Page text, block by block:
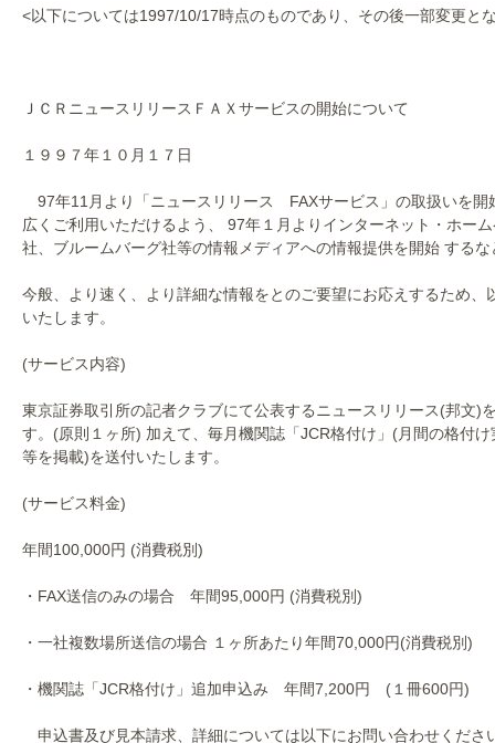
<以下については1997/10/17時点のものであり、その後一部変更と
ＪＣＲニュースリリースＦＡＸサービスの開始について
１９９７年１０月１７日
97年11月より「ニュースリリース FAXサービス」の取扱いを開
広くご利用いただけるよう、 97年１月よりインターネット・ホー
社、ブルームバーグ社等の情報メディアへの情報提供を開始 する
今般、より速く、より詳細な情報をとのご要望にお応えするため
いたします。
(サービス内容)
東京証券取引所の記者クラブにて公表するニュースリリース(邦文)
す。(原則１ヶ所) 加えて、毎月機関誌「JCR格付け」(月間の格付
等を掲載)を送付いたします。
(サービス料金)
年間100,000円 (消費税別)
・FAX送信のみの場合 年間95,000円 (消費税別)
・一社複数場所送信の場合 １ヶ所あたり年間70,000円(消費税別)
・機関誌「JCR格付け」追加申込み 年間7,200円 (１冊600円)
申込書及び見本請求、詳細については以下にお問い合わせくださ